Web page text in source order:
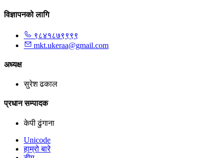
विज्ञापनको लागि
९८४१८७९९९९
mkt.ukeraa@gmail.com
अध्यक्ष
सुरेश ढकाल
प्रधान सम्पादक
केपी ढुंगाना
Unicode
हाम्रो बारे